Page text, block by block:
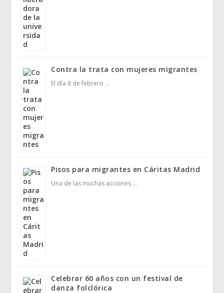
Contra la trata con mujeres migrantes
El día 8 de febrero …
Pisos para migrantes en Cáritas Madrid
Una de las muchas acciones …
Celebrar 60 años con un festival de
danza folclórica